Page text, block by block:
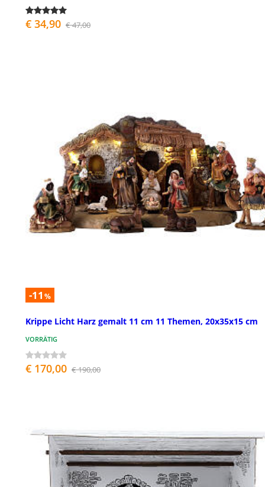
€ 34,90 € 47,00
-11 %
Krippe Licht Harz gemalt 11 cm 11 Themen, 20x35x15 cm
VORRÄTIG
€ 170,00 € 190,00